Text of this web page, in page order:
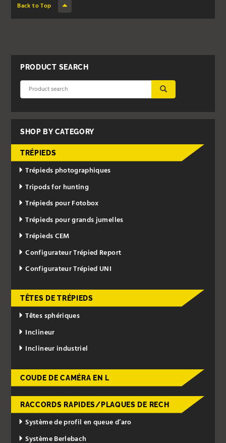
Back to Top
PRODUCT SEARCH
SHOP BY CATEGORY
TRÉPIEDS
Trépieds photographiques
Tripods for hunting
Trépieds pour Fotobox
Trépieds pour grands jumelles
Trépieds CEM
Configurateur Trépied Report
Configurateur Trépied UNI
TÊTES DE TRÉPIEDS
Têtes sphériques
Inclineur
Inclineur industriel
COUDE DE CAMÉRA EN L
RACCORDS RAPIDES/PLAQUES DE RECH
Système de profil en queue d’aro
Système Berlebach